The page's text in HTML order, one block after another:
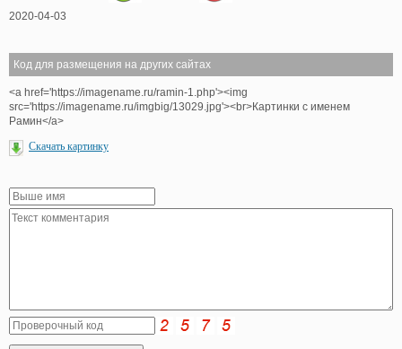
2020-04-03
Код для размещения на других сайтах
<a href='https://imagename.ru/ramin-1.php'><img
src='https://imagename.ru/imgbig/13029.jpg'><br>Картинки с именем
Рамин</a>
Скачать картинку